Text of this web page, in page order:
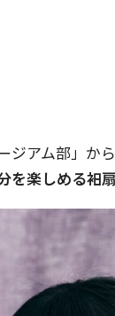
ジアム部」か
を楽しめる衵